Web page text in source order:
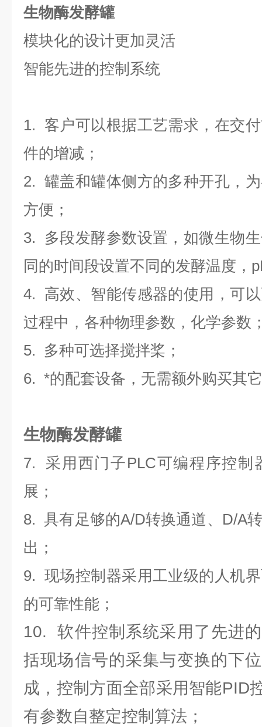
生物酶发酵罐
模块化的设计更加灵活
智能先进的控制系统
1. 客户可以根据工艺需求，在交
件的增减；
2. 罐盖和罐体侧方的多种开孔，
方便；
3. 多段发酵参数设置，如微生物
同的时间段设置不同的发酵温度，
4. 高效、智能传感器的使用，可
过程中，各种物理参数，化学参数
5. 多种可选择搅拌桨；
6. *的配套设备，无需额外购买其
生物酶发酵罐
7. 采用西门子PLC可编程序控制
展；
8. 具有足够的A/D转换通道、D/A
出；
9. 现场控制器采用工业级的人机
的可靠性能；
10. 软件控制系统采用了先进
括现场信号的采集与变换的下
成，控制方面全部采用智能PID
有参数自整定控制算法；